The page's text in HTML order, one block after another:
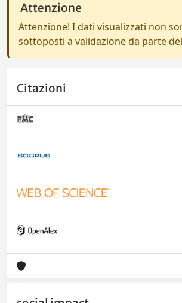
Attenzione
Attenzione! I dati visualizzati non
sottoposti a validazione da parte
Citazioni